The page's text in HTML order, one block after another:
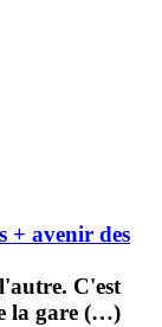
+ avenir des
C'est
la gare (…)